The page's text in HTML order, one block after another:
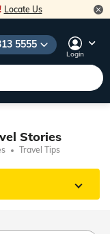
Locate Us
5555
Login
Stories
Travel Tips